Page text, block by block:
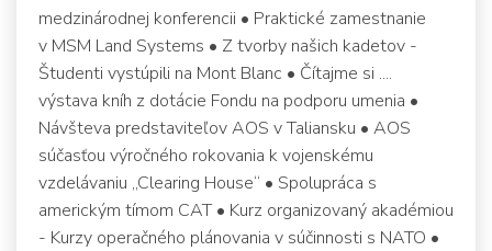
medzinárodnej konferencii • Praktické zamestnanie
v MSM Land Systems • Z tvorby našich kadetov -
Študenti vystúpili na Mont Blanc • Čítajme si ....
výstava kníh z dotácie Fondu na podporu umenia •
Návšteva predstaviteľov AOS v Taliansku • AOS
súčasťou výročného rokovania k vojenskému
vzdelávaniu „Clearing House“ • Spolupráca s
americkým tímom CAT • Kurz organizovaný akadémiou
- Kurzy operačného plánovania v súčinnosti s NATO •